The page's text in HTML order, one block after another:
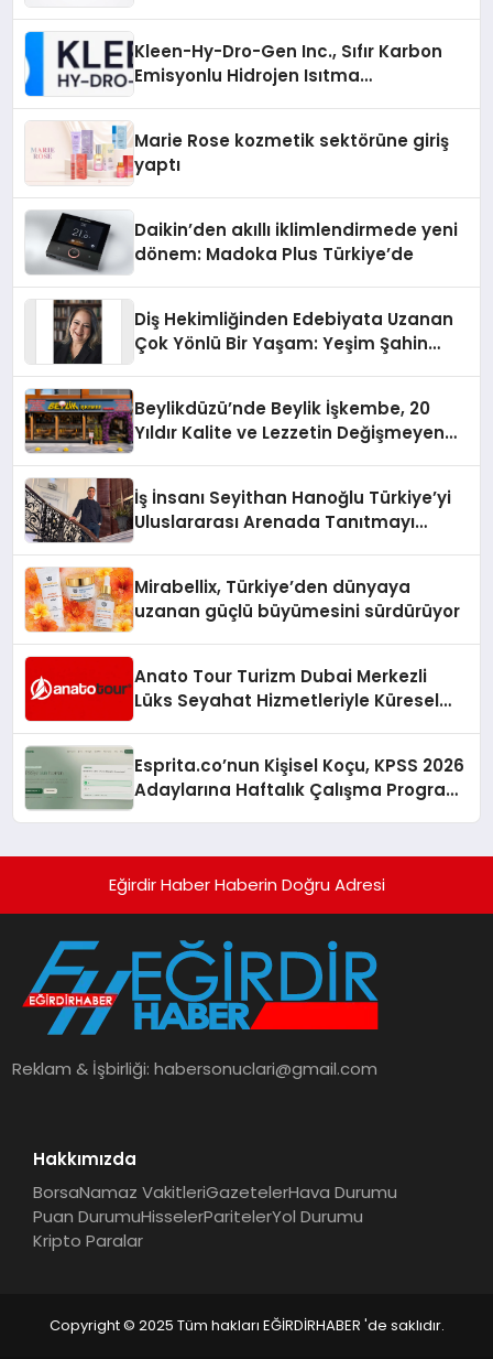
Kleen-Hy-Dro-Gen Inc., Sıfır Karbon
Emisyonlu Hidrojen Isıtma
Marie Rose kozmetik sektörüne giriş
yaptı
Daikin’den akıllı iklimlendirmede yeni
dönem: Madoka Plus Türkiye’de
Diş Hekimliğinden Edebiyata Uzanan
Çok Yönlü Bir Yaşam: Yeşim Şahin
Beylikdüzü’nde Beylik İşkembe, 20
Yıldır Kalite ve Lezzetin Değişmeyen
İş İnsanı Seyithan Hanoğlu Türkiye’yi
Uluslararası Arenada Tanıtmayı
Mirabellix, Türkiye’den dünyaya
uzanan güçlü büyümesini sürdürüyor
Anato Tour Turizm Dubai Merkezli
Lüks Seyahat Hizmetleriyle Küresel
Esprita.co’nun Kişisel Koçu, KPSS 2026
Adaylarına Haftalık Çalışma Programı
Eğirdir Haber Haberin Doğru Adresi
Reklam & İşbirliği:habersonuclari@gmail.com
Hakkımızda
BorsaNamaz VakitleriGazetelerHava Durumu
Puan DurumuHisselerParitelerYol Durumu
Kripto Paralar
Copyright © 2025 Tüm hakları EĞİRDİRHABER 'de saklıdır.